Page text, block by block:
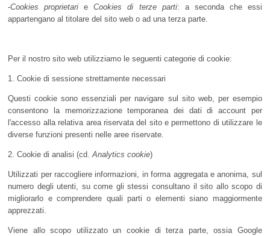
-Cookies proprietari eCookies di terze parti: a seconda che essi
appartengano al titolare del sito web o ad una terza parte.
Per il nostro sito web utilizziamo le seguenti categorie di cookie:
1. Cookie di sessione strettamente necessari
Questi cookie sono essenziali per navigare sul sito web, per esempio
consentono la memorizzazione temporanea dei dati di account per
l'accesso alla relativa area riservata del sito e permettono di utilizzare le
diverse funzioni presenti nelle aree riservate.
2. Cookie di analisi (cd.Analytics cookie)
Utilizzati per raccogliere informazioni, in forma aggregata e anonima, sul
numero degli utenti, su come gli stessi consultano il sito allo scopo di
migliorarlo e comprendere quali parti o elementi siano maggiormente
apprezzati.
Viene allo scopo utilizzato un cookie di terza parte, ossia Google